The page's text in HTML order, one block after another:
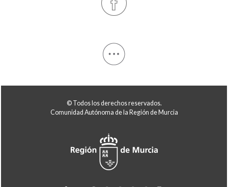
© Todos los derechos reservados.
Comunidad Autónoma de la Región de Murcia